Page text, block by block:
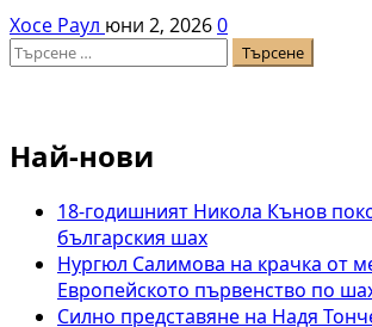
Хосе Раул юни 2, 20260
Търсене
за:
Най-нови
18-годишният Никола Кънов
българския шах
Нургюл Салимова на крачка от
Европейското първенство по
Силно представяне на Надя